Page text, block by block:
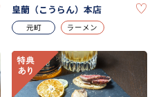
KEEP
皇蘭（こうらん）本店
元町 ラーメン